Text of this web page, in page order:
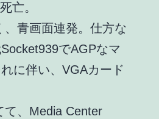
亡。
青画面連発。仕方な
でAGPなマ
に伴い、VGAカード
て、Media Center